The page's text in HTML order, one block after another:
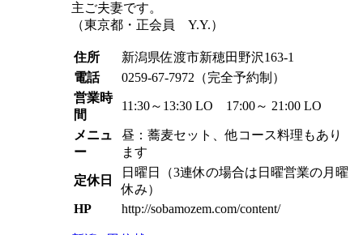
主ご夫妻です。
（東京都・正会員 Y.Y.）
住所
新潟県佐渡市新穂田野沢163-1
電話
0259-67-7972（完全予約制）
営業時
間
11:30～13:30 LO 17:00～ 21:00 LO
メニュ
ー
昼：蕎麦セット、他コース料理もあり
ます
定休日
日曜日（3連休の場合は日曜営業の月曜
休み）
HP
http://sobamozem.com/content/